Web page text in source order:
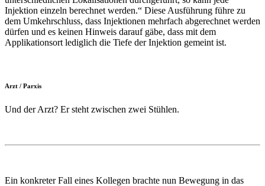
Injektion einzeln berechnet werden.“ Diese Ausführung führe zu
dem Umkehrschluss, dass Injektionen mehrfach abgerechnet werden
dürfen und es keinen Hinweis darauf gäbe, dass mit dem
Applikationsort lediglich die Tiefe der Injektion gemeint ist.
Arzt / Parxis
Und der Arzt? Er steht zwischen zwei Stühlen.
Ein konkreter Fall eines Kollegen brachte nun Bewegung in das